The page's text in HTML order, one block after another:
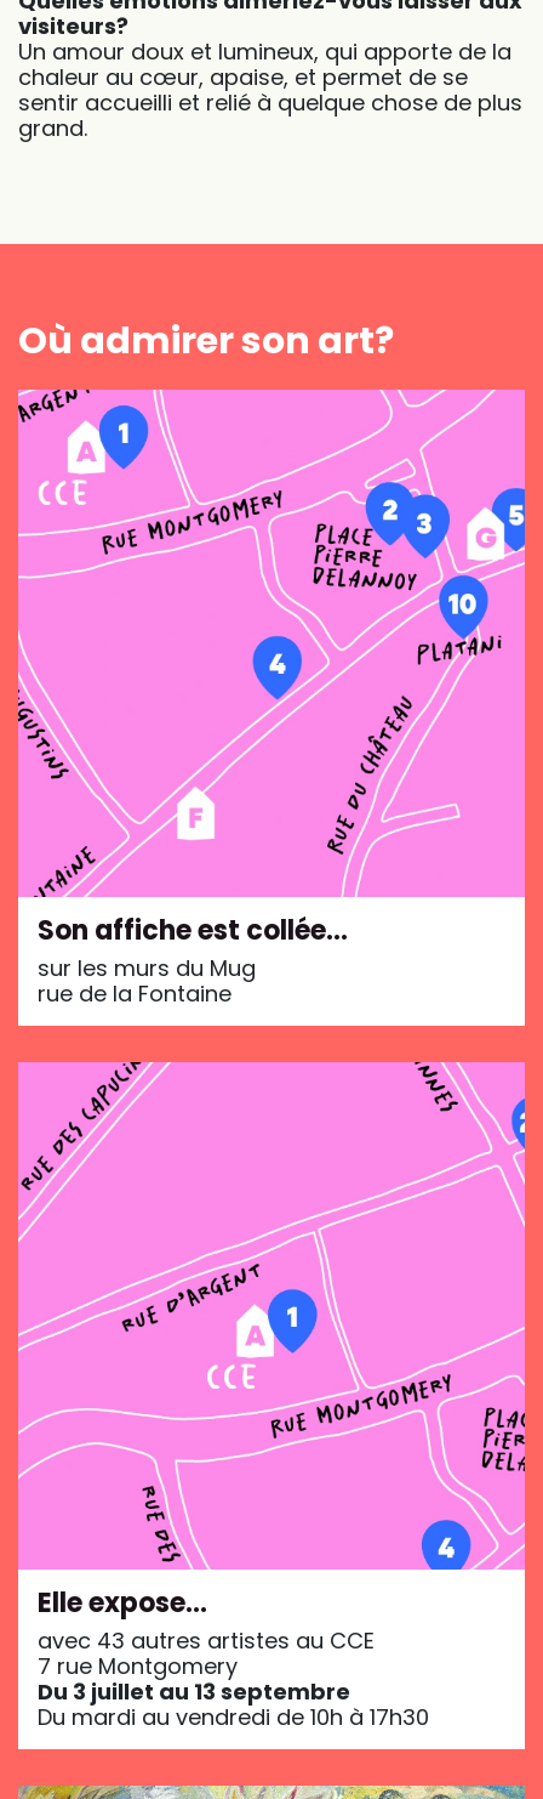
visiteurs?
Un amour doux et lumineux, qui apporte de la
chaleur au cœur, apaise, et permet de se
sentir accueilli et relié à quelque chose de plus
grand.
Où admirer son art?
Son affiche est collée…
sur les murs du Mug
rue de la Fontaine
Elle expose…
avec 43 autres artistes au CCE
7 rue Montgomery
Du 3 juillet au 13 septembre
Du mardi au vendredi de 10h à 17h30